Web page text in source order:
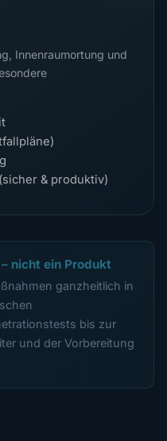
Innenraumortung und
& produktiv)
nicht ein Produkt
ganzheitlich in
bis zur
und der Vorbereitung